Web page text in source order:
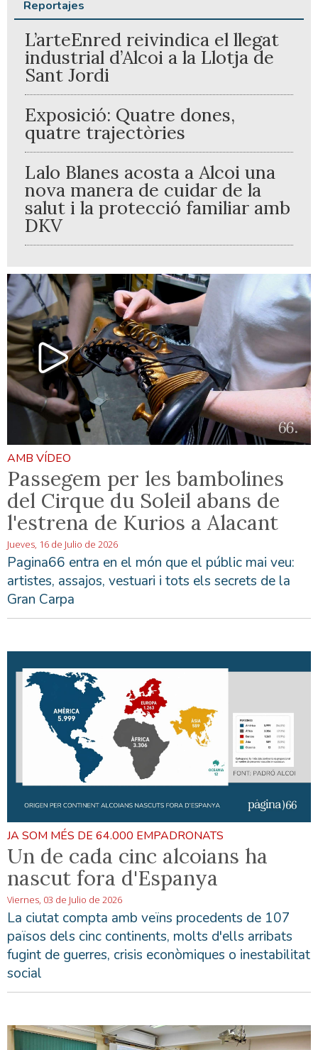
Reportajes
L’arteEnred reivindica el llegat
industrial d’Alcoi a la Llotja de
Sant Jordi
Exposició: Quatre dones,
quatre trajectòries
Lalo Blanes acosta a Alcoi una
nova manera de cuidar de la
salut i la protecció familiar amb
DKV
AMB VÍDEO
Passegem per les bambolines
del Cirque du Soleil abans de
l'estrena de Kurios a Alacant
Jueves, 16 de Julio de 2026
Pagina66 entra en el món que el públic mai veu:
artistes, assajos, vestuari i tots els secrets de la
Gran Carpa
JA SOM MÉS DE 64.000 EMPADRONATS
Un de cada cinc alcoians ha
nascut fora d'Espanya
Viernes, 03 de Julio de 2026
La ciutat compta amb veïns procedents de 107
països dels cinc continents, molts d'ells arribats
fugint de guerres, crisis econòmiques o inestabilitat
social